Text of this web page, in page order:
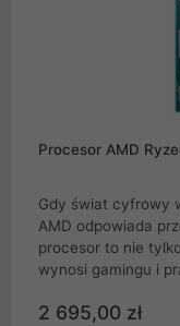
kryjącą się w
najwyższy poziom
Procesor AMD
Gdy świat cyfrowy
AMD odpowiada
procesor to nie tylko moc to potężne
wynosi gamingu i
Architektura Zen 5
nawet najbardziej
2 695,00 zł